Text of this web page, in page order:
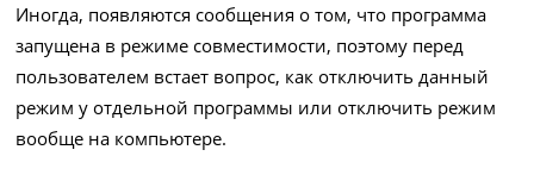
Иногда, появляются сообщения о том, что программа
запущена в режиме совместимости, поэтому перед
пользователем встает вопрос, как отключить данный
режим у отдельной программы или отключить режим
вообще на компьютере.